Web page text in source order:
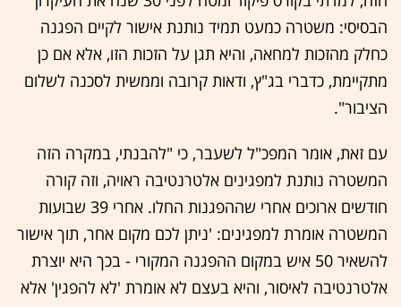
הבסיסי: משטרה כמעט תמיד נותנת אישור לקיים הפגנה
כחלק מהזכות למחאה, והיא תגן על הזכות הזו, אלא אם כן
מתקיימת, כדברי בג"ץ, ודאות קרובה וממשית לסכנה לשלום
הציבור".
עם זאת, אומר המפכ"ל לשעבר, כי "להבנתי, במקרה הזה
המשטרה נותנת למפגינים אלטרנטיבה ראויה, וזה קורה
חודשים ארוכים אחרי שההפגנות החלו. אחרי 39 שבועות
המשטרה אומרת למפגינים: 'ניתן לכם מקום אחר, תוך אישור
להשאיר 50 איש במקום ההפגנה המקורי - בכך היא יוצרת
אלטרנטיבה לאיסור, והיא בעצם לא אומרת 'לא להפגין' אלא